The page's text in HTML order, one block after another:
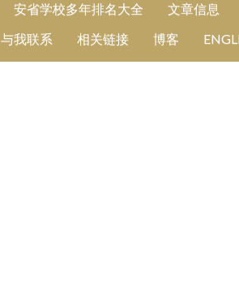
安省学校多年排名大全 文章信息
与我联系 相关链接 博客